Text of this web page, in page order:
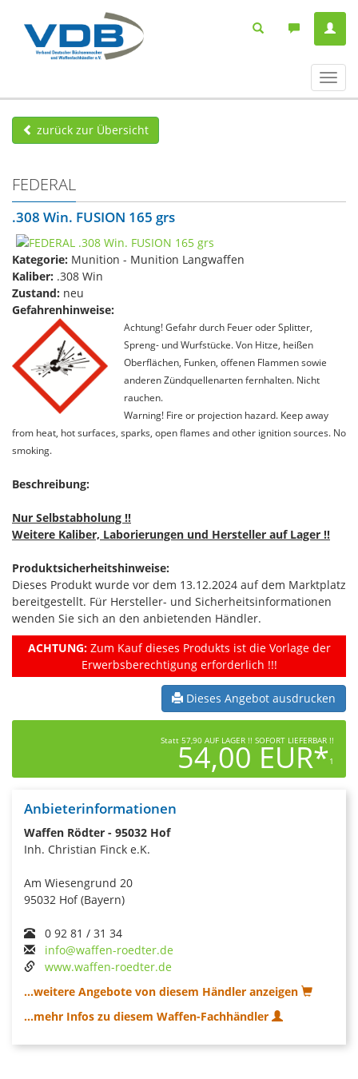
ein-/
zurück zur Übersicht
FEDERAL
.308 Win. FUSION 165 grs
Kategorie: Munition - Munition Langwaffen
Kaliber: .308 Win
Zustand: neu
Gefahrenhinweise:
Achtung! Gefahr durch Feuer oder Splitter,
Spreng- und Wurfstücke. Von Hitze, heißen
Oberflächen, Funken, offenen Flammen sowie
anderen Zündquellenarten fernhalten. Nicht
rauchen.
Warning! Fire or projection hazard. Keep away
from heat, hot surfaces, sparks, open flames and other ignition sources. No
smoking.
Beschreibung:
Nur Selbstabholung !!
Weitere Kaliber, Laborierungen und Hersteller auf Lager !!
Produktsicherheitshinweise:
Dieses Produkt wurde vor dem 13.12.2024 auf dem Marktplatz
bereitgestellt. Für Hersteller- und Sicherheitsinformationen
wenden Sie sich an den anbietenden Händler.
ACHTUNG:Zum Kauf dieses Produkts ist die Vorlage der
Erwerbsberechtigung erforderlich !!!
Dieses Angebot ausdrucken
Statt 57,90 AUF LAGER !! SOFORT LIEFERBAR !!
54,00 EUR*1
Anbieterinformationen
Waffen Rödter - 95032 Hof
Inh. Christian Finck e.K.
Am Wiesengrund 20
95032 Hof (Bayern)
0 92 81 / 31 34
info@waffen-roedter.de
www.waffen-roedter.de
...weitere Angebote von diesem Händler anzeigen
...mehr Infos zu diesem Waffen-Fachhändler